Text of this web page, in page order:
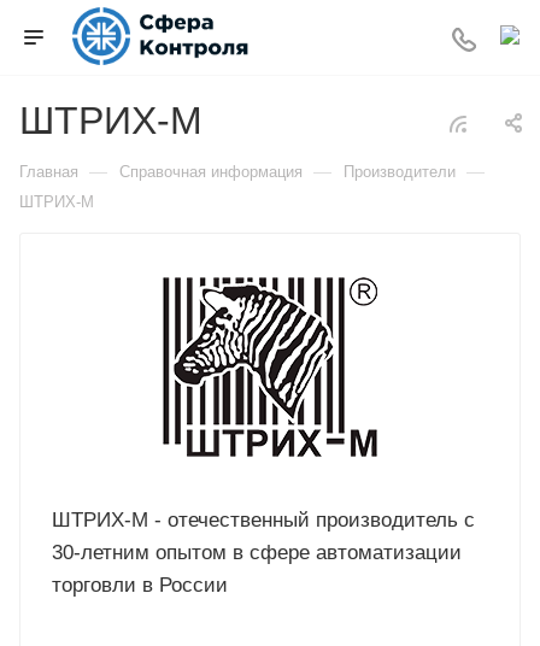
ШТРИХ-М
Главная — Справочная информация — Производители —
ШТРИХ-М
ШТРИХ-М - отечественный производитель с
30-летним опытом в сфере автоматизации
торговли в России